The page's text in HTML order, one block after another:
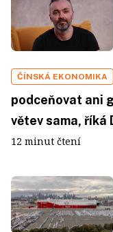
ČÍNSKÁ EKONOMIKA
podceňovat ani
větev sama, říká
12 minut čtení